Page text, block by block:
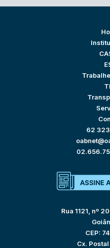
62
Rua 1121, nº
CEP:
Cx. Postal